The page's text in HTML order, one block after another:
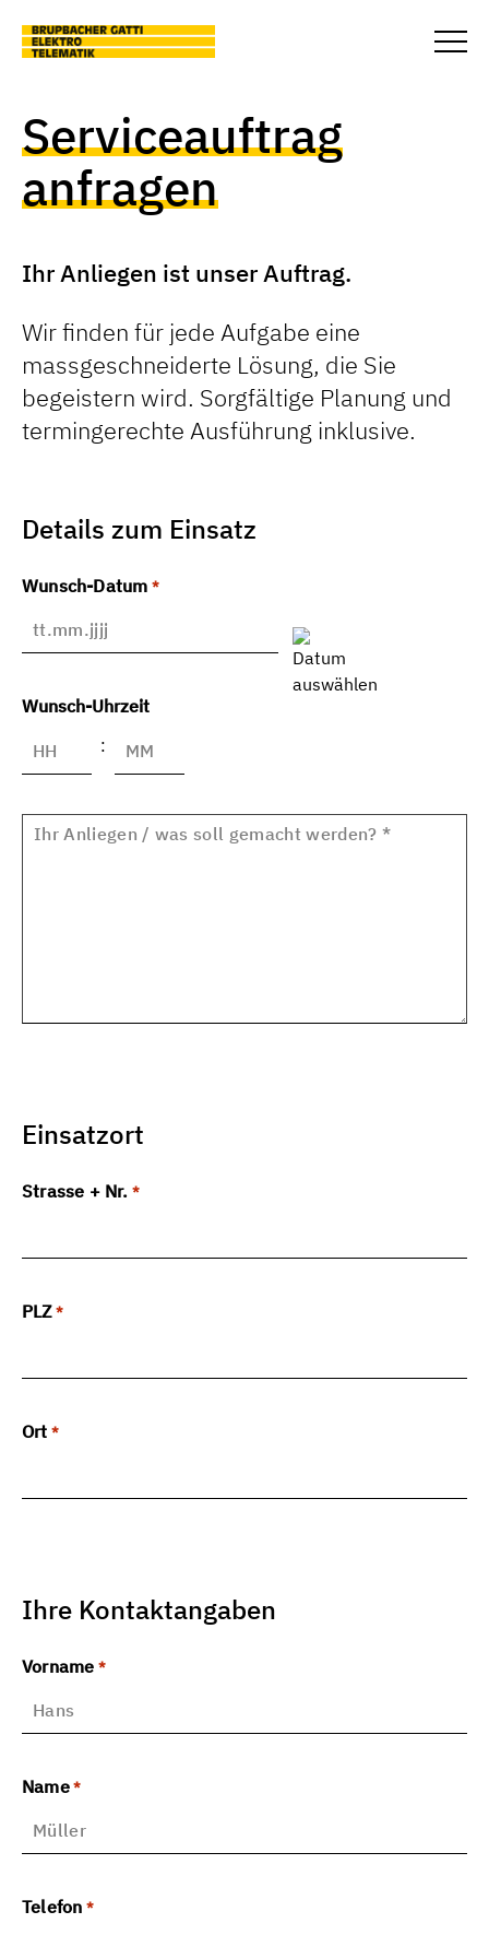
Serviceauftrag
anfragen
Ihr Anliegen ist unser Auftrag.
Wir finden für jede Aufgabe eine
massgeschneiderte Lösung, die Sie
begeistern wird. Sorgfältige Planung und
termingerechte Ausführung inklusive.
Details zum Einsatz
Wunsch-Datum *
TT
MM
JJJJ
Wunsch-Uhrzeit
Stunden
:
Minuten
Ihr
Einsatzort
Strasse + Nr. *
PLZ*
Ort *
Ihre Kontaktangaben
Vorname *
Name*
Telefon *